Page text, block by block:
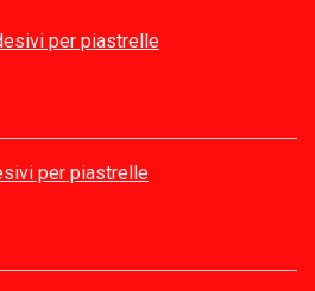
per piastrelle
per piastrelle